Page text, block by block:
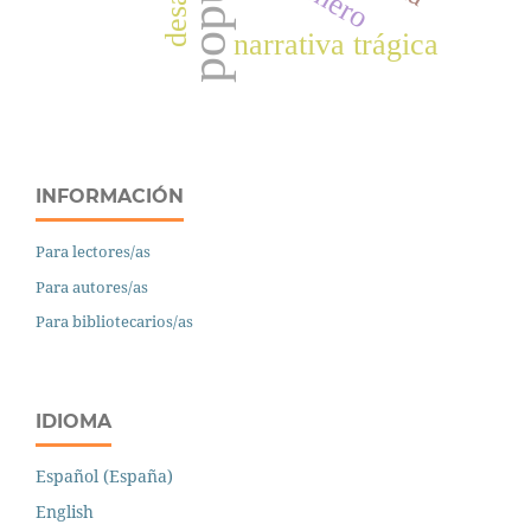
narrativa trágica
INFORMACIÓN
Para lectores/as
Para autores/as
Para bibliotecarios/as
IDIOMA
Español (España)
English